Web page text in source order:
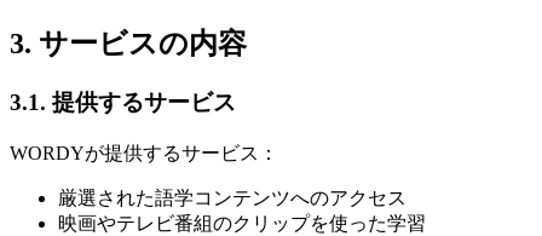
3. サービスの内容
3.1. 提供するサービス
WORDYが提供するサービス：
厳選された語学コンテンツへのアクセス
映画やテレビ番組のクリップを使った学習